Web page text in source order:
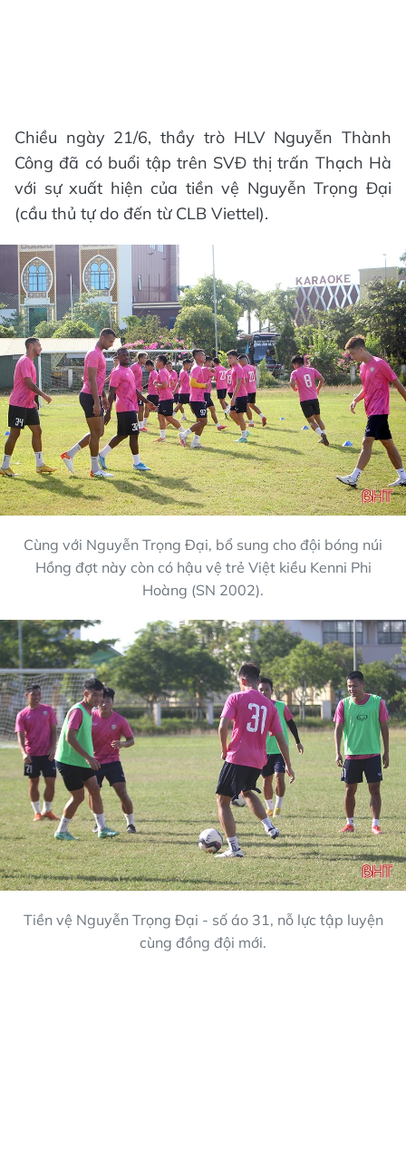
Chiều ngày 21/6, thầy trò HLV Nguyễn Thành
Công đã có buổi tập trên SVĐ thị trấn Thạch Hà
với sự xuất hiện của tiền vệ Nguyễn Trọng Đại
(cầu thủ tự do đến từ CLB Viettel).
Cùng với Nguyễn Trọng Đại, bổ sung cho đội bóng núi
Hồng đợt này còn có hậu vệ trẻ Việt kiều Kenni Phi
Hoàng (SN 2002).
Tiền vệ Nguyễn Trọng Đại - số áo 31, nỗ lực tập luyện
cùng đồng đội mới.